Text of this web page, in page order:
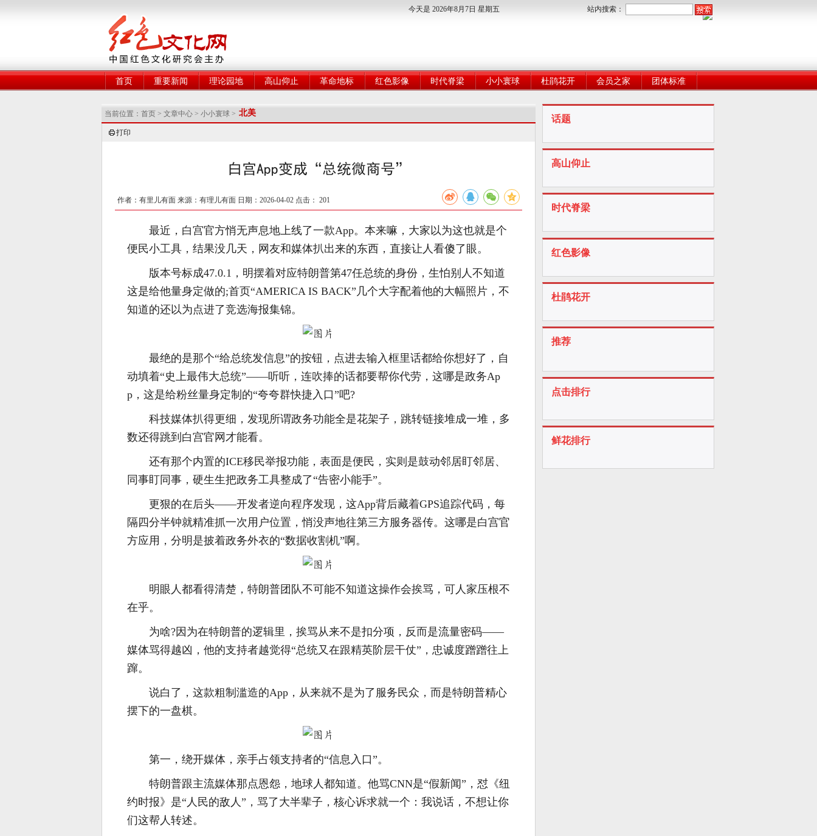
今天是 2026年8月7日 星期五 站内搜索：
首页 重要新闻 理论园地 高山仰止 革命地标 红色影像 时代脊梁 小小寰球 杜鹃花开 会员之家 团体标准
当前位置：首页 >文章中心 >小小寰球 > 北美
打印
白宫App变成“总统微商号”
作者：有里儿有面 来源：有理儿有面 日期：2026-04-02 点击：201
最近，白宫官方悄无声息地上线了一款App。本来嘛，大家以为这也就是个
便民小工具，结果没几天，网友和媒体扒出来的东西，直接让人看傻了眼。
版本号标成47.0.1，明摆着对应特朗普第47任总统的身份，生怕别人不知道
这是给他量身定做的;首页“AMERICA IS BACK”几个大字配着他的大幅照片，不
知道的还以为点进了竞选海报集锦。
最绝的是那个“给总统发信息”的按钮，点进去输入框里话都给你想好了，自
动填着“史上最伟大总统”——听听，连吹捧的话都要帮你代劳，这哪是政务Ap
p，这是给粉丝量身定制的“夸夸群快捷入口”吧?
科技媒体扒得更细，发现所谓政务功能全是花架子，跳转链接堆成一堆，多
数还得跳到白宫官网才能看。
还有那个内置的ICE移民举报功能，表面是便民，实则是鼓动邻居盯邻居、
同事盯同事，硬生生把政务工具整成了“告密小能手”。
更狠的在后头——开发者逆向程序发现，这App背后藏着GPS追踪代码，每
隔四分半钟就精准抓一次用户位置，悄没声地往第三方服务器传。这哪是白宫官
方应用，分明是披着政务外衣的“数据收割机”啊。
明眼人都看得清楚，特朗普团队不可能不知道这操作会挨骂，可人家压根不
在乎。
为啥?因为在特朗普的逻辑里，挨骂从来不是扣分项，反而是流量密码——
媒体骂得越凶，他的支持者越觉得“总统又在跟精英阶层干仗”，忠诚度蹭蹭往上
蹿。
说白了，这款粗制滥造的App，从来就不是为了服务民众，而是特朗普精心
摆下的一盘棋。
第一，绕开媒体，亲手占领支持者的“信息入口”。
特朗普跟主流媒体那点恩怨，地球人都知道。他骂CNN是“假新闻”，怼《纽
约时报》是“人民的敌人”，骂了大半辈子，核心诉求就一个：我说话，不想让你
们这帮人转述。
话题
高山仰止
时代脊梁
红色影像
杜鹃花开
推荐
点击排行
鲜花排行